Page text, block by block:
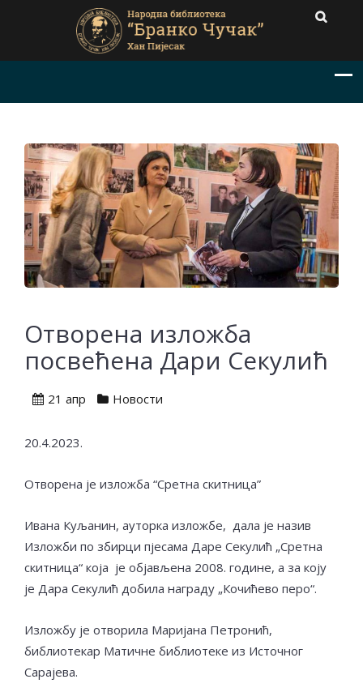
Отворена изложба
посвећена Дари Секулић
21 апр Новости
20.4.2023.
Отворена је изложба “Сретна скитница”
Ивана Куљанин, ауторка изложбе, дала је назив
Изложби по збирци пјесама Даре Секулић „Сретна
скитница“ која је објављена 2008. године, a за коју
је Дара Секулић добила награду „Кочићево перо“.
Изложбу је отворила Маријана Петронић,
библиотекар Матичне библиотеке из Источног
Сарајева.